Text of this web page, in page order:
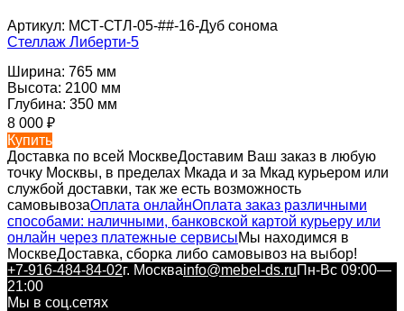
Артикул: МСТ-СТЛ-05-##-16-Дуб сонома
Стеллаж Либерти-5
Ширина: 765 мм
Высота: 2100 мм
Глубина: 350 мм
8 000 ₽
Купить
Доставка по всей МосквеДоставим Ваш заказ в любую
точку Москвы, в пределах Мкада и за Мкад курьером или
службой доставки, так же есть возможность
самовывозаОплата онлайнОплата заказ различными
способами: наличными, банковской картой курьеру или
онлайн через платежные сервисыМы находимся в
МосквеДоставка, сборка либо самовывоз на выбор!
+7-916-484-84-02г. Москваinfo@mebel-ds.ruПн-Вс 09:00—
21:00
Мы в соц.сетях